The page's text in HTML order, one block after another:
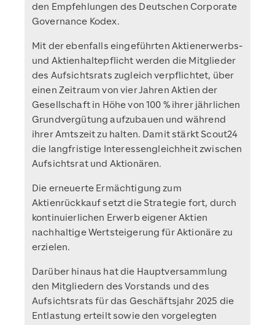
den Empfehlungen des Deutschen Corporate
Governance Kodex.
Mit der ebenfalls eingeführten Aktienerwerbs-
und Aktienhaltepflicht werden die Mitglieder
des Aufsichtsrats zugleich verpflichtet, über
einen Zeitraum von vier Jahren Aktien der
Gesellschaft in Höhe von 100 % ihrer jährlichen
Grundvergütung aufzubauen und während
ihrer Amtszeit zu halten. Damit stärkt Scout24
die langfristige Interessengleichheit zwischen
Aufsichtsrat und Aktionären.
Die erneuerte Ermächtigung zum
Aktienrückkauf setzt die Strategie fort, durch
kontinuierlichen Erwerb eigener Aktien
nachhaltige Wertsteigerung für Aktionäre zu
erzielen.
Darüber hinaus hat die Hauptversammlung
den Mitgliedern des Vorstands und des
Aufsichtsrats für das Geschäftsjahr 2025 die
Entlastung erteilt sowie den vorgelegten